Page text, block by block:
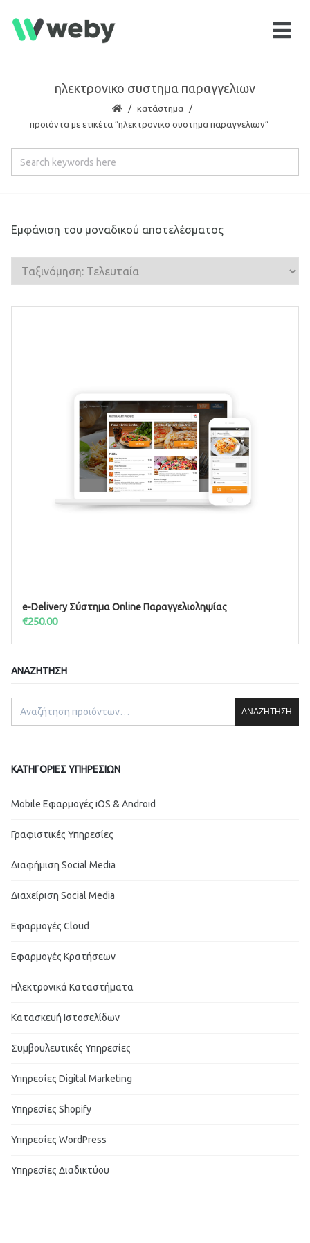
ηλεκτρονικο συστημα παραγγελιων
κατάστημα
προϊόντα με ετικέτα “ηλεκτρονικο συστημα παραγγελιων”
Εμφάνιση του μοναδικού αποτελέσματος
ΠΡΟΣΘΉΚΗ ΣΤΟ ΚΑΛΆΘΙ
e-Delivery Σύστημα Online Παραγγελιοληψίας
€250.00
ΑΝΑΖΉΤΗΣΗ
ΑΝΑΖΉΤΗΣΗ
ΚΑΤΗΓΟΡΊΕΣ ΥΠΗΡΕΣΙΏΝ
Mobile Εφαρμογές iOS & Android
Γραφιστικές Υπηρεσίες
Διαφήμιση Social Media
Διαχείριση Social Media
Εφαρμογές Cloud
Εφαρμογές Κρατήσεων
Ηλεκτρονικά Καταστήματα
Κατασκευή Ιστοσελίδων
Συμβουλευτικές Υπηρεσίες
Υπηρεσίες Digital Marketing
Υπηρεσίες Shopify
Υπηρεσίες WordPress
Υπηρεσίες Διαδικτύου